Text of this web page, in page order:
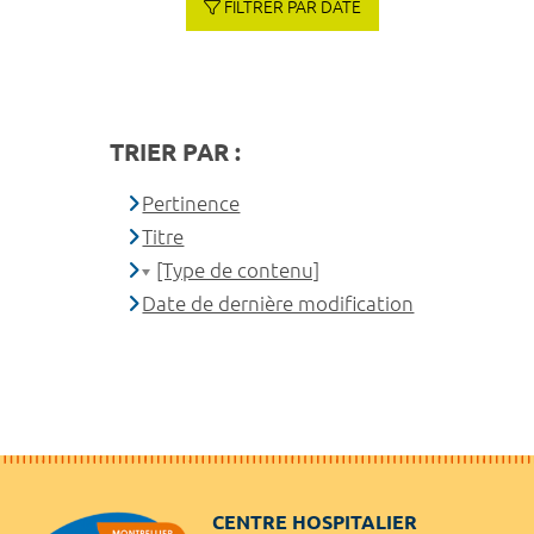
FILTRER PAR DATE
TRIER PAR :
Pertinence
Titre
[Type de contenu]
Date de dernière modification
CENTRE HOSPITALIER